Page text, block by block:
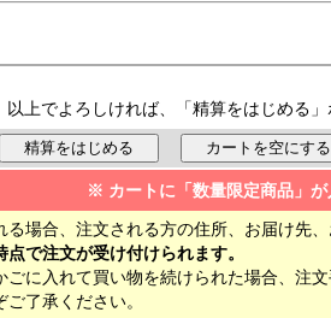
以上でよろしければ、「精算をはじめる
※ カートに「数量限定商品」
る場合、注文される方の住所、お届け先
で注文が受け付けられます。
ごに入れて買い物を続けられた場合、注
了承ください。